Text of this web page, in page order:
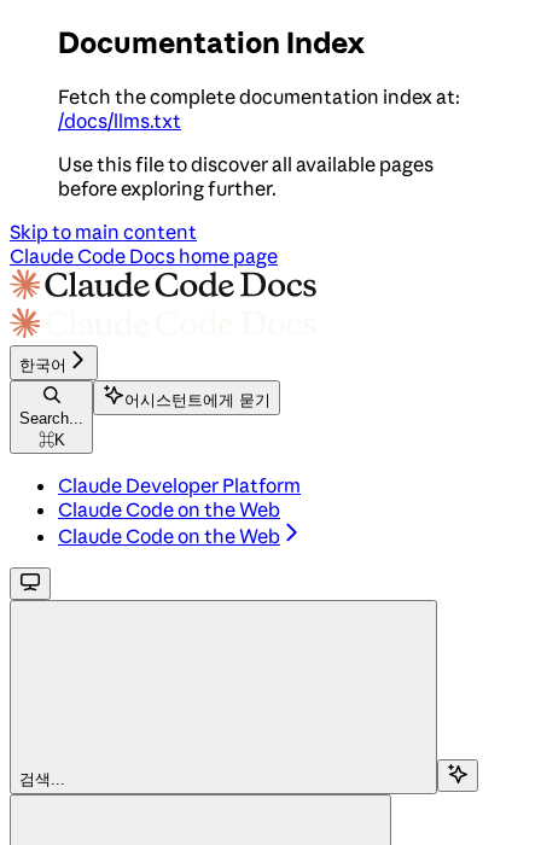
Documentation Index
Fetch the complete documentation index at:
/docs/llms.txt
Use this file to discover all available pages
before exploring further.
Skip to main content
Claude Code Docs home page
한국어
Search...
⌘K
어시스턴트에게 묻기
Claude Developer Platform
Claude Code on the Web
Claude Code on the Web
검색...